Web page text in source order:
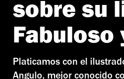
sobre su
Fabuloso
Platicamos con el
Angulo, mejor conocido